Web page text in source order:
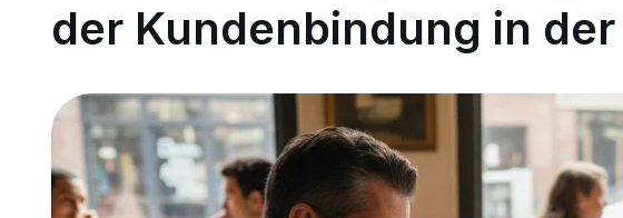
der Kundenbindung in